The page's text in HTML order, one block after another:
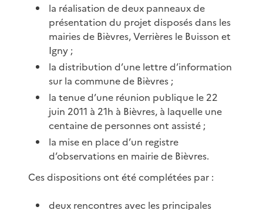
la réalisation de deux panneaux de
présentation du projet disposés dans les
mairies de Bièvres, Verrières le Buisson et
Igny ;
la distribution d’une lettre d’information
sur la commune de Bièvres ;
la tenue d’une réunion publique le 22
juin 2011 à 21h à Bièvres, à laquelle une
centaine de personnes ont assisté ;
la mise en place d’un registre
d’observations en mairie de Bièvres.
Ces dispositions ont été complétées par :
deux rencontres avec les principales